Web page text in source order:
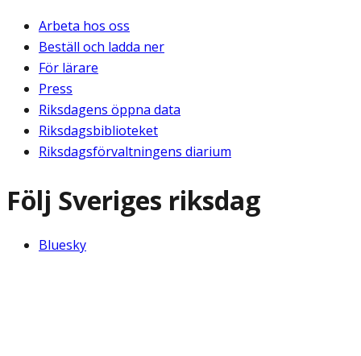
Arbeta hos oss
Beställ och ladda ner
För lärare
Press
Riksdagens öppna data
Riksdagsbiblioteket
Riksdagsförvaltningens diarium
Följ Sveriges riksdag
Bluesky